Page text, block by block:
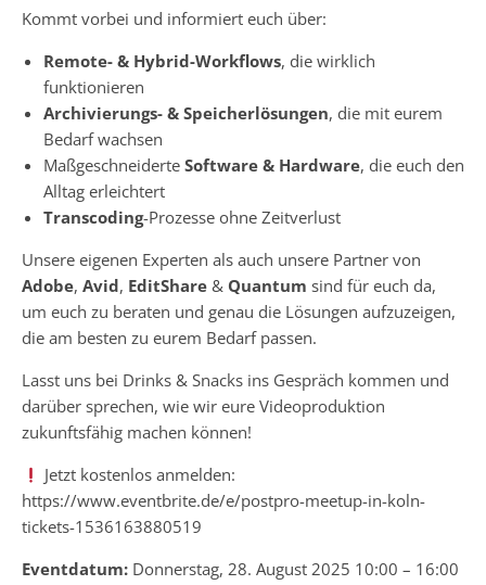
Kommt vorbei und informiert euch über:
Remote- & Hybrid-Workflows, die wirklich
funktionieren
Archivierungs- & Speicherlösungen, die mit eurem
Bedarf wachsen
Maßgeschneiderte Software & Hardware, die euch den
Alltag erleichtert
Transcoding-Prozesse ohne Zeitverlust
Unsere eigenen Experten als auch unsere Partner von
Adobe, Avid, EditShare & Quantum sind für euch da,
um euch zu beraten und genau die Lösungen aufzuzeigen,
die am besten zu eurem Bedarf passen.
Lasst uns bei Drinks & Snacks ins Gespräch kommen und
darüber sprechen, wie wir eure Videoproduktion
zukunftsfähig machen können!
Jetzt kostenlos anmelden:
https://www.eventbrite.de/e/postpro-meetup-in-koln-
tickets-1536163880519
Eventdatum: Donnerstag, 28. August 2025 10:00 – 16:00